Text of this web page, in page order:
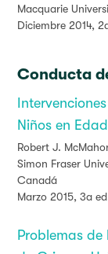
Macquarie
Diciembre 2014,
Conducta
Niños en
Robert J.
Simon Fraser
Canadá
Marzo 2015, 3a
Problemas